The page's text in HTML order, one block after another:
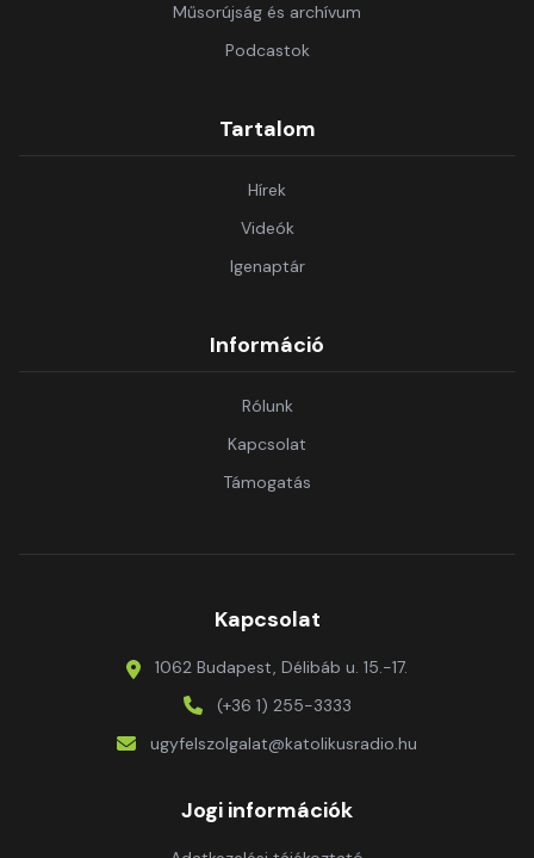
Műsorújság és archívum
Podcastok
Tartalom
Hírek
Videók
Igenaptár
Információ
Rólunk
Kapcsolat
Támogatás
Kapcsolat
1062 Budapest, Délibáb u. 15.-17.
(+36 1) 255-3333
ugyfelszolgalat@katolikusradio.hu
Jogi információk